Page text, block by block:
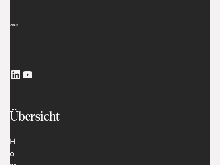
Übersicht
H
o